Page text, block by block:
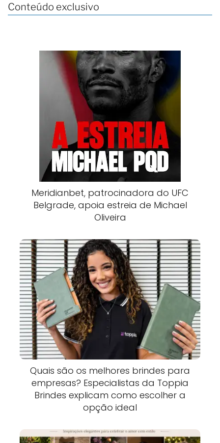
Conteúdo exclusivo
Meridianbet, patrocinadora do UFC
Belgrade, apoia estreia de Michael
Oliveira
Quais são os melhores brindes para
empresas? Especialistas da Toppia
Brindes explicam como escolher a
opção ideal